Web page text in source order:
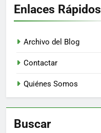
Enlaces Rápidos
Archivo del Blog
Contactar
Quiénes Somos
Buscar